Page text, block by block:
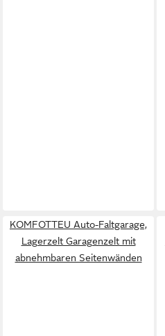
KOMFOTTEU Auto-Faltgarage,
Lagerzelt Garagenzelt mit
abnehmbaren Seitenwänden